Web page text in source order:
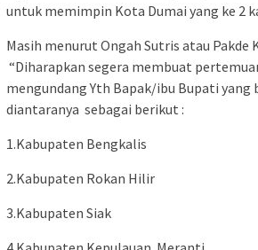
untuk memimpin Kota Dumai yang ke 2
Masih menurut Ongah Sutris atau Pakde
“Diharapkan segera membuat
mengundang Yth Bapak/ibu Bupati yang
diantaranya sebagai berikut :
1.Kabupaten Bengkalis
2.Kabupaten Rokan Hilir
3.Kabupaten Siak